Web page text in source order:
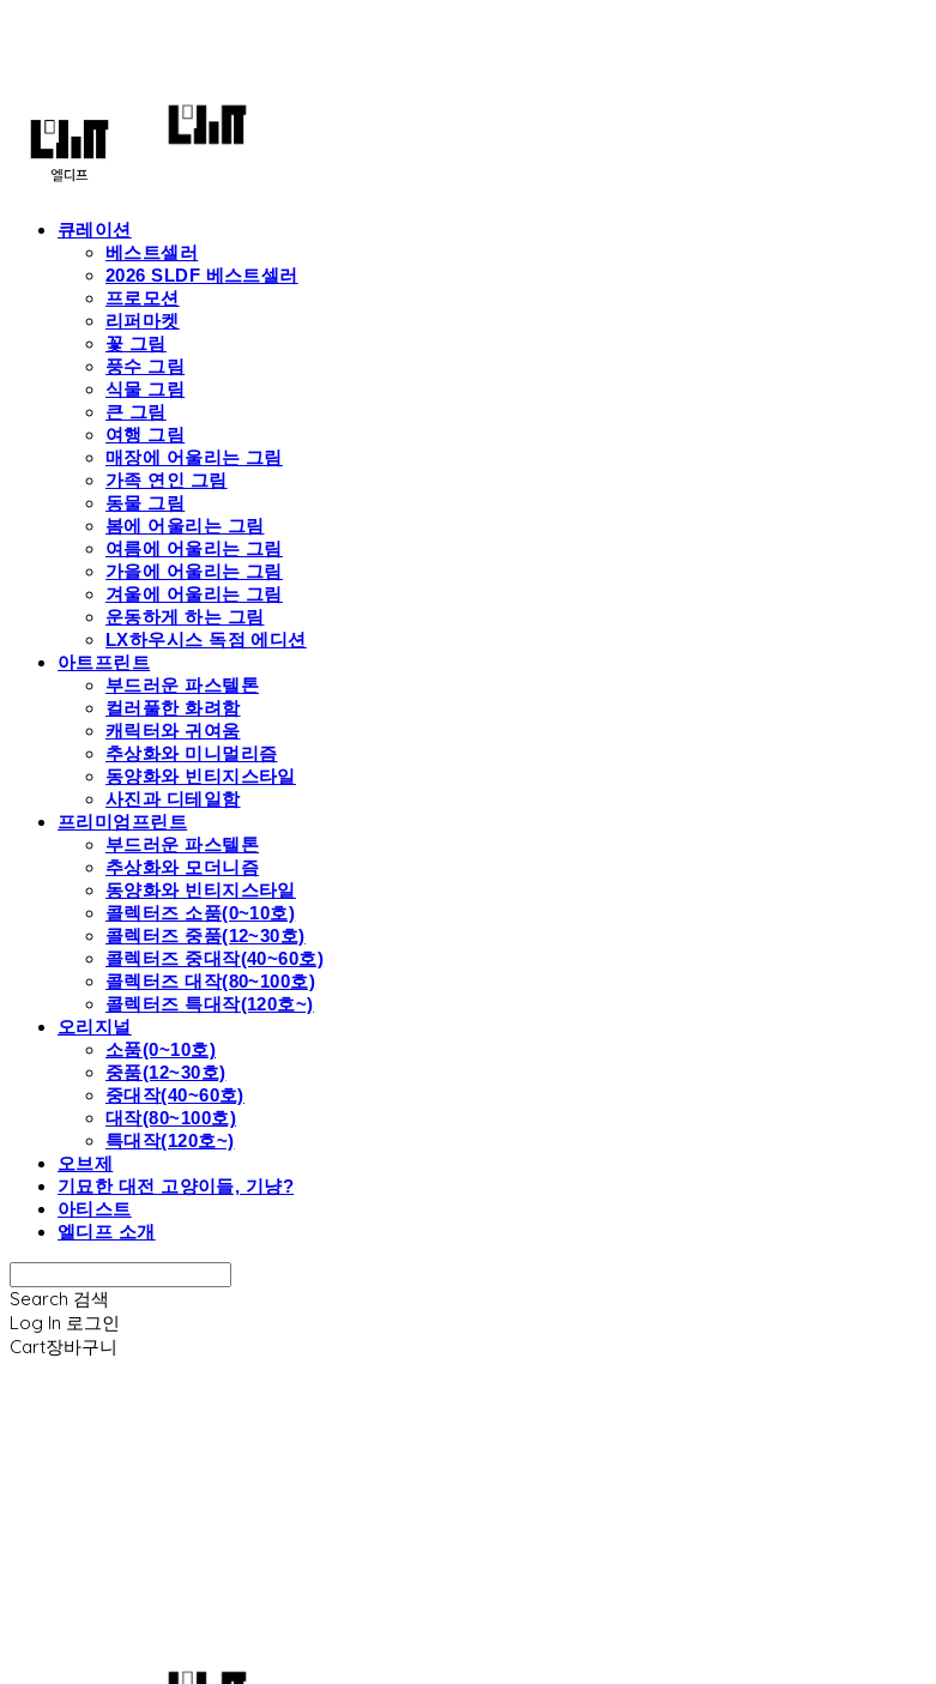
큐레이션
베스트셀러
2026 SLDF 베스트셀러
프로모션
리퍼마켓
꽃 그림
풍수 그림
식물 그림
큰 그림
여행 그림
매장에 어울리는 그림
가족 연인 그림
동물 그림
봄에 어울리는 그림
여름에 어울리는 그림
가을에 어울리는 그림
겨울에 어울리는 그림
운동하게 하는 그림
LX하우시스 독점 에디션
아트프린트
부드러운 파스텔톤
컬러풀한 화려함
캐릭터와 귀여움
추상화와 미니멀리즘
동양화와 빈티지스타일
사진과 디테일함
프리미엄프린트
부드러운 파스텔톤
추상화와 모더니즘
동양화와 빈티지스타일
콜렉터즈 소품(0~10호)
콜렉터즈 중품(12~30호)
콜렉터즈 중대작(40~60호)
콜렉터즈 대작(80~100호)
콜렉터즈 특대작(120호~)
오리지널
소품(0~10호)
중품(12~30호)
중대작(40~60호)
대작(80~100호)
특대작(120호~)
오브제
기묘한 대전 고양이들, 기냥?
아티스트
엘디프 소개
Search 검색
Log In 로그인
Cart장바구니